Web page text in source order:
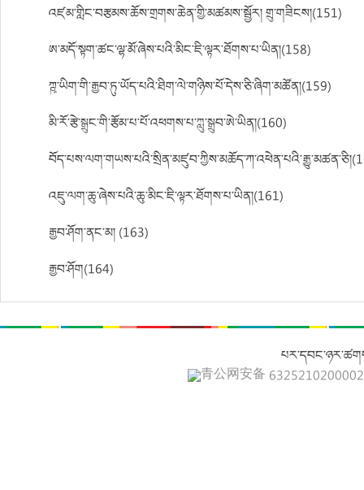
འཛམ་གླིང་བརྩམས་ཆོས་གྲགས་ཆེན་གྱི་མཚམས་སྦྱོར། གྲུ་གཟིངས།(151)
ཨ་མདོ་སྟག་ཚང་ལྷ་མོ་ཞེས་པའི་མིང་ཇི་ལྟར་ཐོགས་པ་ཡིན།(158)
ཀྵ་ཡིག་གི་རྒྱབ་ཏུ་ཡོད་པའི་ཐིག་ལེ་གཉིས་པོ་དེས་ཅི་ཞིག་མཚོན།(159)
མི་རོ་རྩེ་སྒྲུང་གི་རྩོམ་པ་པོ་འཕགས་པ་ཀླུ་སྒྲུབ་ཨེ་ཡིན།(160)
འཇུ་ལག་ཆུ་ཞེས་པའི་ཆུ་མིང་ཇི་ལྟར་ཐོགས་པ་ཡིན།(161)
རྒྱབ་ཤོག་ནང་མ། (163)
རྒྱབ་ཤོག(164)
青公网安备